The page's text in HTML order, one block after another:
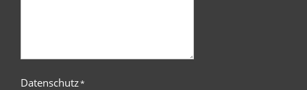
Datenschutz*